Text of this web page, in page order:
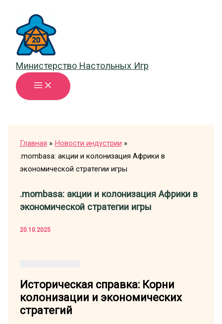
содержимому
Министерство Настольных Игр
Главная
Новости индустрии
.mombasa: акции и колонизация Африки в
экономической стратегии игры
.mombasa: акции и колонизация Африки в
экономической стратегии игры
20.10.2025
Историческая справка: Корни
колонизации и экономических
стратегий